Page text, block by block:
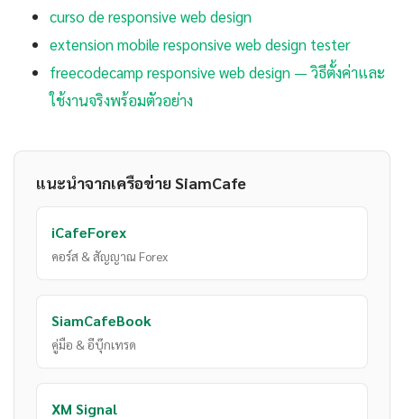
curso de responsive web design
extension mobile responsive web design tester
freecodecamp responsive web design — วิธีตั้งค่าและ
ใช้งานจริงพร้อมตัวอย่าง
แนะนำจากเครือข่าย SiamCafe
iCafeForex
คอร์ส & สัญญาณ Forex
SiamCafeBook
คู่มือ & อีบุ๊กเทรด
XM Signal